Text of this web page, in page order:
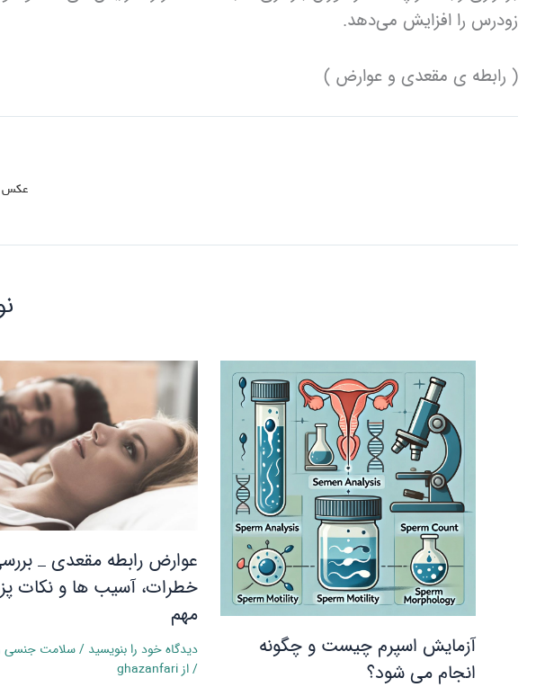
زودرس را افزایش می‌دهد.
( رابطه ی مقعدی و عوارض )
عکس
آزمایش اسپرم چیست و چگونه
انجام می‌ شود؟
عوارض رابطه مقعدی _
خطرات، آسیب‌ ها و نکات
مهم
دیدگاه‌ خود را بنویسید /سلامت جنسی
/ از ghazanfari